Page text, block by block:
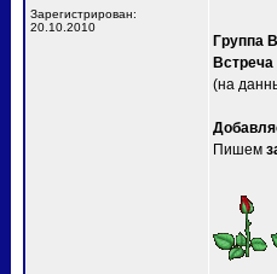
Зарегистрирован:
20.10.2010
Группа
Встреча
(на
Пишем